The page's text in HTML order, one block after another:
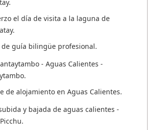
abordamos el Tren que nos conduce a
Ollantaytambo, donde nuestra
estará esperando para conducirnos
- 20:00.
Cusco.
donde tendremos el
retornamos a Cusco.
- 18:00.
Desayuno y Almuerzo Buffet.
el día de visita a la laguna de
de guía bilingüe profesional.
- Aguas Calientes -
de alojamiento en Aguas Calientes.
y bajada de aguas calientes -